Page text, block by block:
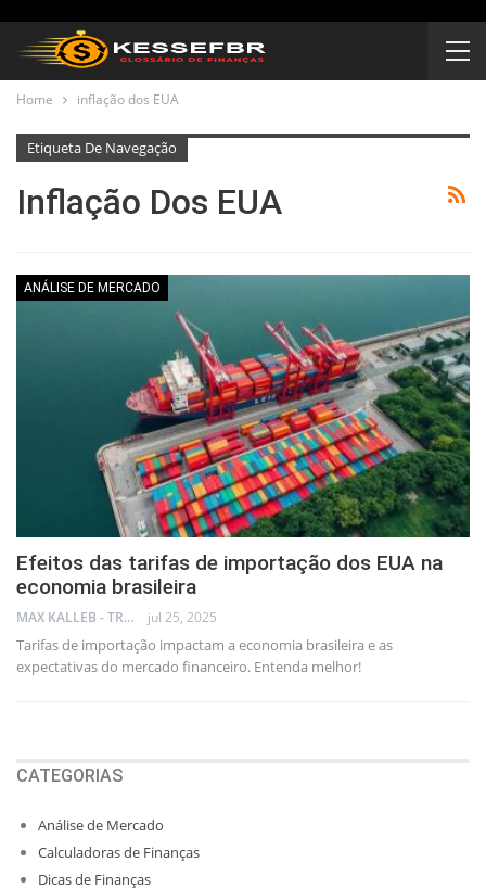
Home inflação dos EUA
Etiqueta De Navegação
Inflação Dos EUA
ANÁLISE DE MERCADO
Efeitos das tarifas de importação dos EUA na
economia brasileira
MAX KALLEB - TRADER jul 25, 2025
Tarifas de importação impactam a economia brasileira e as
expectativas do mercado financeiro. Entenda melhor!
CATEGORIAS
Análise de Mercado
Calculadoras de Finanças
Dicas de Finanças